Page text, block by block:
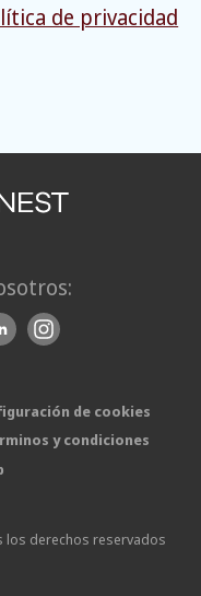
de privacidad
de cookies
y condiciones
los derechos reservados